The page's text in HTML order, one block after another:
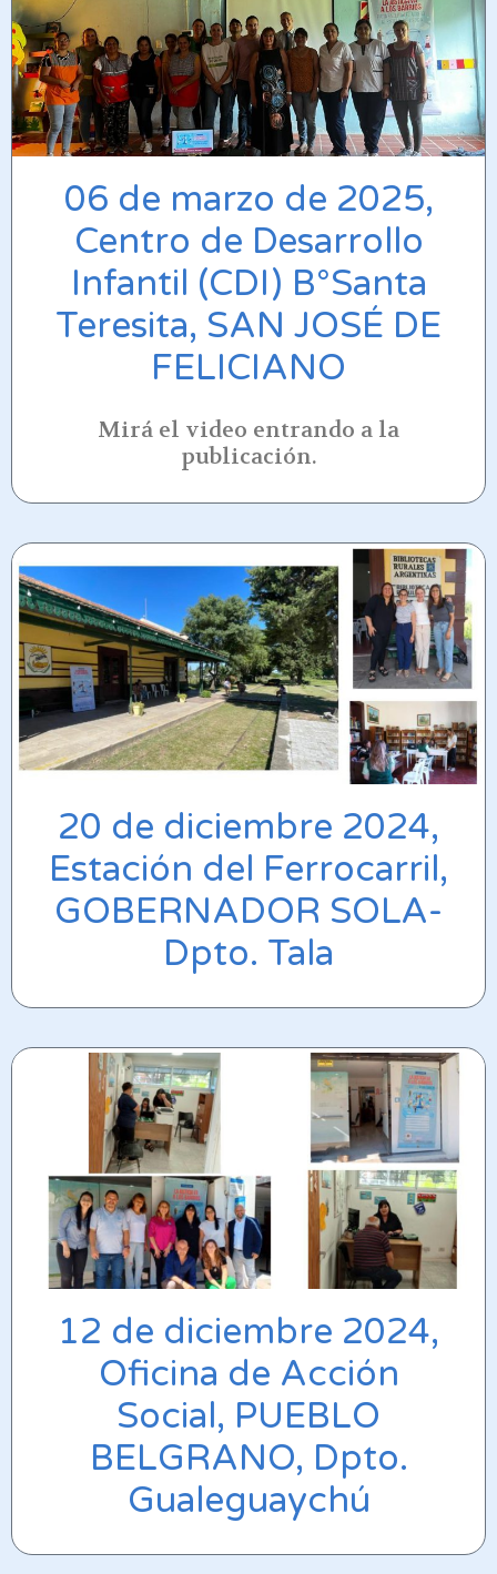
06 de marzo de 2025,
Centro de Desarrollo
Infantil (CDI) B°Santa
Teresita, SAN JOSÉ DE
FELICIANO
Mirá el video entrando a la
publicación.
20 de diciembre 2024,
Estación del Ferrocarril,
GOBERNADOR SOLA-
Dpto. Tala
12 de diciembre 2024,
Oficina de Acción
Social, PUEBLO
BELGRANO, Dpto.
Gualeguaychú